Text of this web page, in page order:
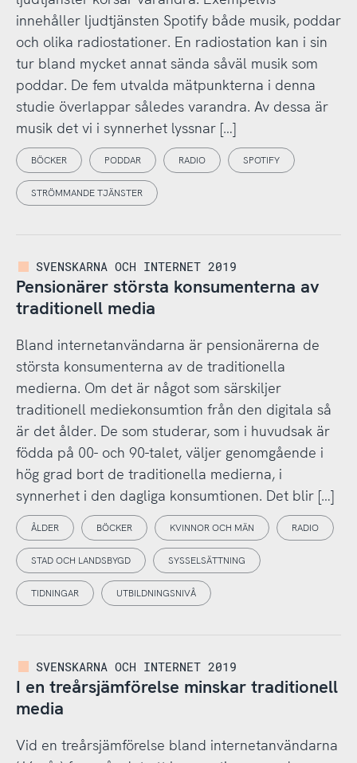
innehåller ljudtjänsten Spotify både musik, poddar
och olika radiostationer. En radiostation kan i sin
tur bland mycket annat sända såväl musik som
poddar. De fem utvalda mätpunkterna i denna
studie överlappar således varandra. Av dessa är
musik det vi i synnerhet lyssnar […]
BÖCKER PODDAR RADIO SPOTIFY
STRÖMMANDE TJÄNSTER
SVENSKARNA OCH INTERNET 2019
Pensionärer största konsumenterna av
traditionell media
Bland internetanvändarna är pensionärerna de
största konsumenterna av de traditionella
medierna. Om det är något som särskiljer
traditionell mediekonsumtion från den digitala så
är det ålder. De som studerar, som i huvudsak är
födda på 00- och 90-talet, väljer genomgående i
hög grad bort de traditionella medierna, i
synnerhet i den dagliga konsumtionen. Det blir […]
ÅLDER BÖCKER KVINNOR OCH MÄN RADIO
STAD OCH LANDSBYGD SYSSELSÄTTNING
TIDNINGAR UTBILDNINGSNIVÅ
SVENSKARNA OCH INTERNET 2019
I en treårsjämförelse minskar traditionell
media
Vid en treårsjämförelse bland internetanvändarna